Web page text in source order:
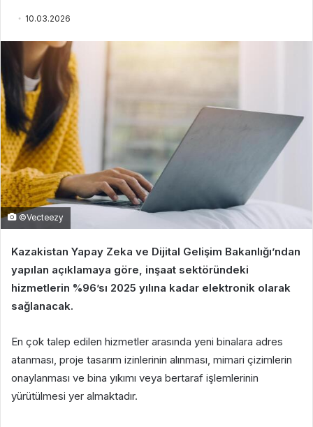
10.03.2026
©Vecteezy
Kazakistan Yapay Zeka ve Dijital Gelişim Bakanlığı’ndan
yapılan açıklamaya göre, inşaat sektöründeki
hizmetlerin %96’sı 2025 yılına kadar elektronik olarak
sağlanacak.
En çok talep edilen hizmetler arasında yeni binalara adres
atanması, proje tasarım izinlerinin alınması, mimari çizimlerin
onaylanması ve bina yıkımı veya bertaraf işlemlerinin
yürütülmesi yer almaktadır.